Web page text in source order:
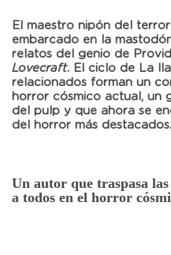
El maestro nipón del
embarcado en la
relatos del genio de
Lovecraft. El ciclo de La
relacionados forman un
horror cósmico actual, un
del pulp y que ahora se
del horror más destacados.
Un autor que traspasa
a todos en el horror